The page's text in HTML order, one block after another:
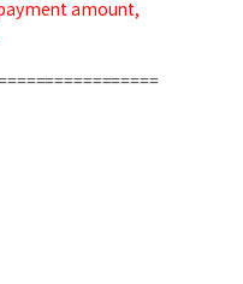
amount,